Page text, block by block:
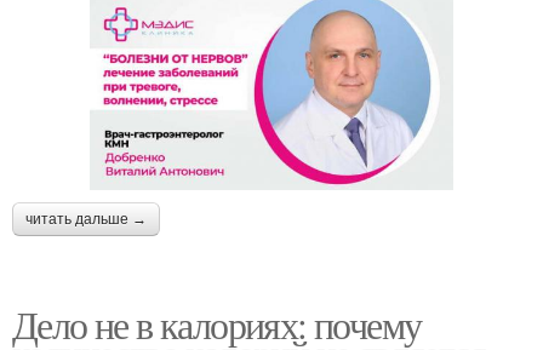
читать дальше →
Дело не в калориях: почему